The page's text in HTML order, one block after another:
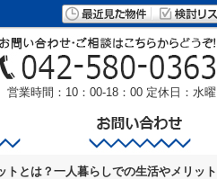
営業時間：10：00-18：00 定休日：水曜
トとは？一人暮らしでの生活やメリット